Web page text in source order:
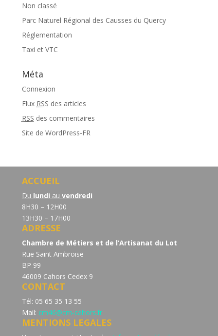
Non classé
Parc Naturel Régional des Causses du Quercy
Réglementation
Taxi et VTC
Méta
Connexion
Flux RSS des articles
RSS des commentaires
Site de WordPress-FR
ACCUEIL
Du lundi au vendredi
8H30 – 12H00
13H30 – 17H00
ADRESSE
Chambre de Métiers et de l’Artisanat du Lot
Rue Saint Ambroise
BP 99
46009 Cahors Cedex 9
CONTACT
Tél: 05 65 35 13 55
Mail: cm46@cm-cahors.fr
MENTIONS LEGALES